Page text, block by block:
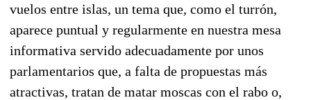
vuelos entre islas, un tema que, como el turrón,
aparece puntual y regularmente en nuestra mesa
informativa servido adecuadamente por unos
parlamentarios que, a falta de propuestas más
atractivas, tratan de matar moscas con el rabo o,